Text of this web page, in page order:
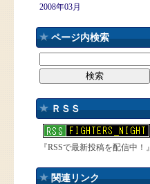
2008年03月
ページ内検索
ＲＳＳ
『RSSで最新投稿を配信中！』
関連リンク